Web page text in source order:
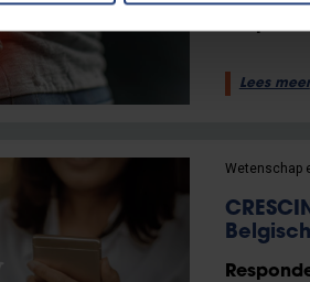
Lees meer
Wetenschap